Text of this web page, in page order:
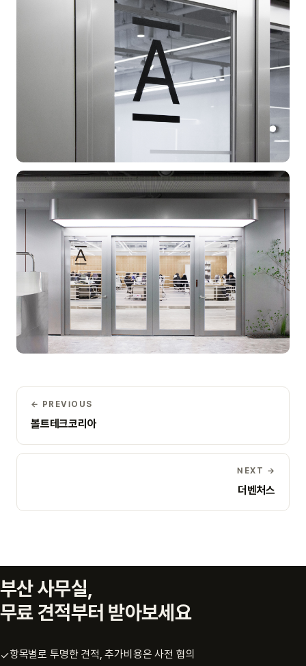
← PREVIOUS
볼트테크코리아
NEXT →
더벤처스
부산 사무실,
무료 견적부터 받아보세요
✓항목별로 투명한 견적, 추가비용은 사전 협의